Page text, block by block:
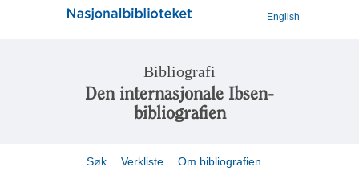
English
Bibliografi
Den internasjonale Ibsen-
bibliografien
Søk Verkliste Om bibliografien